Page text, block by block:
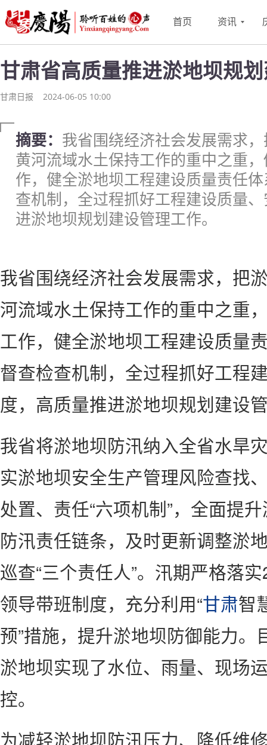
首页 资讯
甘肃省高质量推进淤地坝规
甘肃日报 2024-06-05 10:00
摘要： 我省围绕经济社会发展需求
黄河流域水土保持工作的重中之重
作，健全淤地坝工程建设质量责任
查机制，全过程抓好工程建设质量
进淤地坝规划建设管理工作。
我省围绕经济社会发展需求，把
河流域水土保持工作的重中之重
工作，健全淤地坝工程建设质量
督查检查机制，全过程抓好工程
度，高质量推进淤地坝规划建设
我省将淤地坝防汛纳入全省水旱
实淤地坝安全生产管理风险查找
处置、责任“六项机制”，全面提
防汛责任链条，及时更新调整淤
巡查“三个责任人”。汛期严格落
领导带班制度，充分利用“甘肃智
预”措施，提升淤地坝防御能力。
淤地坝实现了水位、雨量、现场
控。
为减轻淤地坝防汛压力、降低维